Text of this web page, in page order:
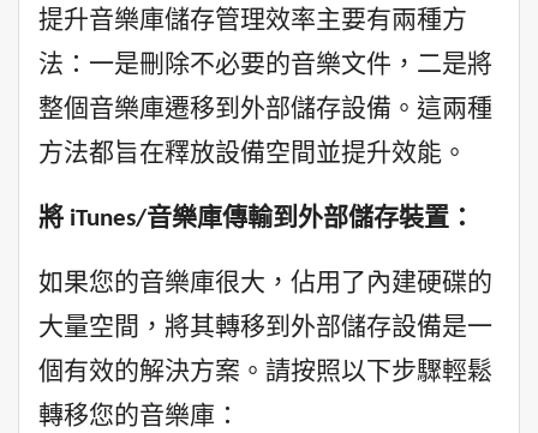
提升音樂庫儲存管理效率主要有兩種方
法：一是刪除不必要的音樂文件，二是將
整個音樂庫遷移到外部儲存設備。這兩種
方法都旨在釋放設備空間並提升效能。
將 iTunes/音樂庫傳輸到外部儲存裝置：
如果您的音樂庫很大，佔用了內建硬碟的
大量空間，將其轉移到外部儲存設備是一
個有效的解決方案。請按照以下步驟輕鬆
轉移您的音樂庫：